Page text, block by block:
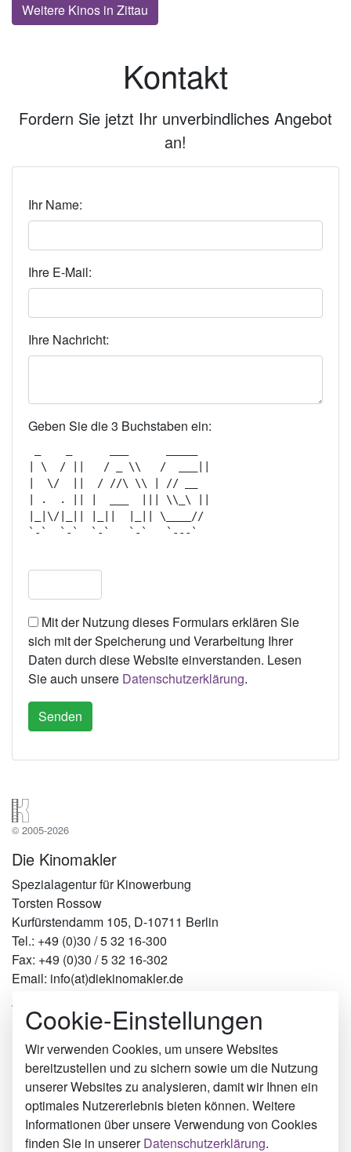
Weitere Kinos in Zittau
Kontakt
Fordern Sie jetzt Ihr unverbindliches Angebot
an!
Ihr Name:
Ihre E-Mail:
Ihre Nachricht:
Geben Sie die 3 Buchstaben ein:
| \  / ||   / _ \\   /  ___||
|  \/  ||  / //\ \\ | // __
| .  . || |  ___  ||| \\_\ ||
|_|\/|_|| |_||  |_|| \____//
`-`  `-`  `-`   `-`   `---`
Mit der Nutzung dieses Formulars erklären Sie
sich mit der Speicherung und Verarbeitung Ihrer
Daten durch diese Website einverstanden. Lesen
Sie auch unsere Datenschutzerklärung.
© 2005-2026
Die Kinomakler
Spezialagentur für Kinowerbung
Torsten Rossow
Kurfürstendamm 105, D-10711 Berlin
Tel.: +49 (0)30 / 5 32 16-300
Fax: +49 (0)30 / 5 32 16-302
Email: info(at)diekinomakler.de
Werben in Städten
Berlin
Hamburg
München
Köln
Kronberg im Taunus
Erkelenz
Heidelberg
Cookie-Einstellungen
Wir verwenden Cookies, um unsere Websites
bereitzustellen und zu sichern sowie um die Nutzung
unserer Websites zu analysieren, damit wir Ihnen ein
optimales Nutzererlebnis bieten können. Weitere
Informationen über unsere Verwendung von Cookies
finden Sie in unsererDatenschutzerklärung.